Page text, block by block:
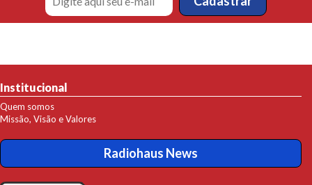
Institucional
Quem somos
Missão, Visão e Valores
Radiohaus News